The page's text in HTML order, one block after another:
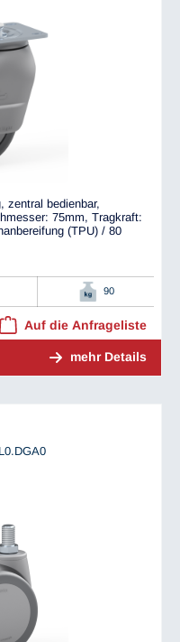
zentral bedienbar,
75mm, Tragkraft:
(TPU) / 80
90
Auf die Anfrageliste
mehr Details